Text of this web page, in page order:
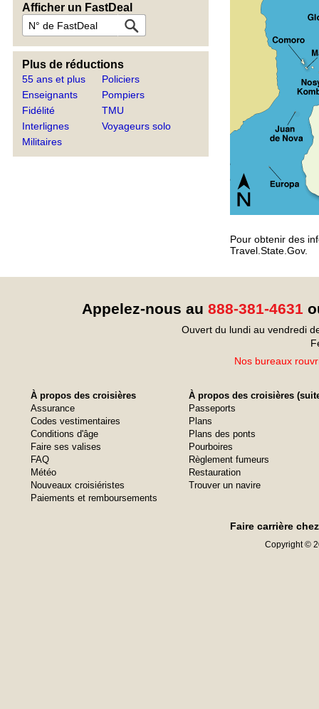
Afficher un FastDeal
Plus de réductions
55 ans et plus
Enseignants
Fidélité
Interlignes
Militaires
Policiers
Pompiers
TMU
Voyageurs solo
Pour obtenir des
Travel.State.Gov.
Appelez-nous au 888-381-4631
Ouvert du lundi au vendredi
Nos bureaux
À propos des croisières
Assurance
Codes vestimentaires
Conditions d'âge
Faire ses valises
FAQ
Météo
Nouveaux croisiéristes
Paiements et remboursements
À propos des croisières
Passeports
Plans
Plans des ponts
Pourboires
Règlement fumeurs
Restauration
Trouver un navire
Faire carrière
Copyright ©